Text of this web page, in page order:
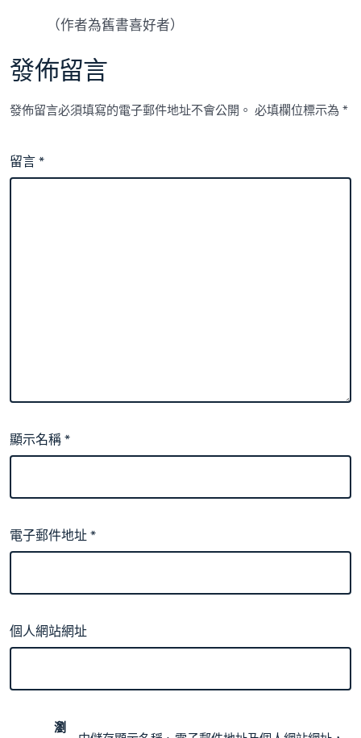
（作者為舊書喜好者）
發佈留言
發佈留言必須填寫的電子郵件地址不會公開。 必填欄位標示為*
留言*
顯示名稱*
電子郵件地址*
個人網站網址
瀏